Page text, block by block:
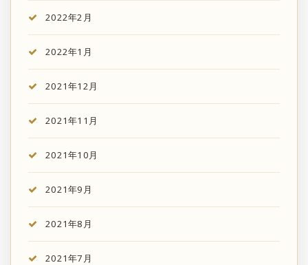
2022年2月
2022年1月
2021年12月
2021年11月
2021年10月
2021年9月
2021年8月
2021年7月